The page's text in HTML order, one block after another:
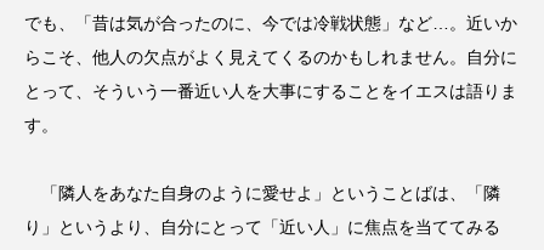
でも、「昔は気が合ったのに、今では冷戦状態」など…。近いか
らこそ、他人の欠点がよく見えてくるのかもしれません。自分に
とって、そういう一番近い人を大事にすることをイエスは語りま
す。
「隣人をあなた自身のように愛せよ」ということばは、「隣
り」というより、自分にとって「近い人」に焦点を当ててみる